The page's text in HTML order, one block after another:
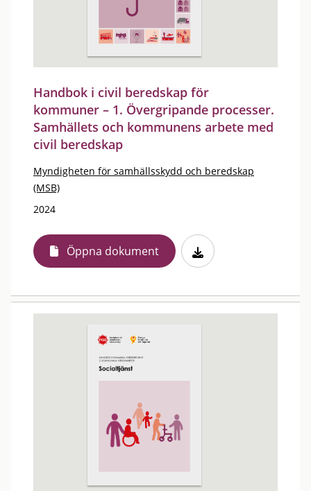
Handbok i civil beredskap för
kommuner – 1. Övergripande processer.
Samhällets och kommunens arbete med
civil beredskap
Myndigheten för samhällsskydd och beredskap
(MSB)
2024
Öppna dokument